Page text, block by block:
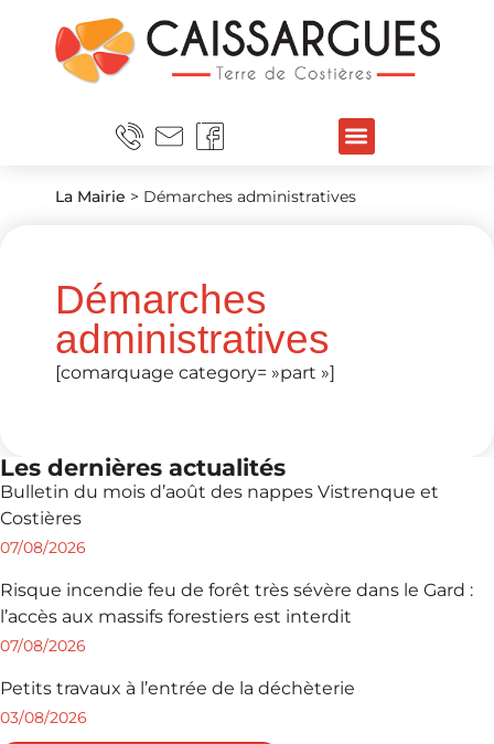
La Mairie > Démarches administratives
Démarches
administratives
[comarquage category= »part »]
Les dernières actualités
Bulletin du mois d’août des nappes Vistrenque et
Costières
07/08/2026
Risque incendie feu de forêt très sévère dans le Gard :
l’accès aux massifs forestiers est interdit
07/08/2026
Petits travaux à l’entrée de la déchèterie
03/08/2026